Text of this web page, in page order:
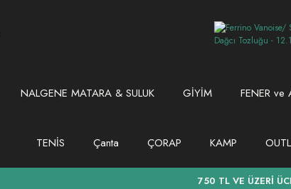
NALGENE MATARA & SULUK GİYİM FENER ve
TENİS Çanta ÇORAP KAMP
750 TL VE ÜZERİ